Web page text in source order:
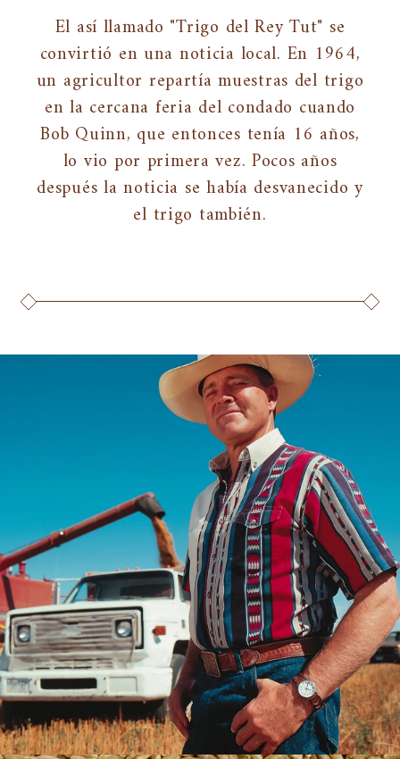
El así llamado "Trigo del Rey Tut" se
convirtió en una noticia local. En 1964,
un agricultor repartía muestras del trigo
en la cercana feria del condado cuando
Bob Quinn, que entonces tenía 16 años,
lo vio por primera vez. Pocos años
después la noticia se había desvanecido y
el trigo también.